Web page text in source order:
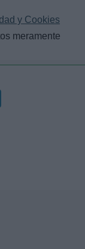
y Cookies
meramente